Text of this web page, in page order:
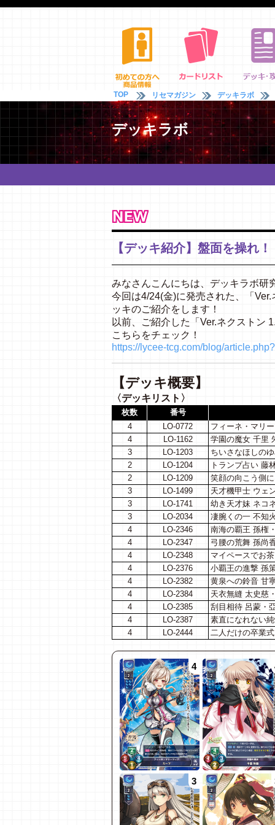
TOP リセマガジン デッキラボ
デッキラボ
【デッキ紹介】盤面を操れ
みなさんこんにちは、デッキラボ研
今回は4/24(金)に発売された、「
ッキのご紹介をします！
以前、ご紹介した「Ver.ネクストン
こちらをチェック！
https://lycee-tcg.com/blog/
【デッキ概要】
〈デッキリスト〉
枚数
番号
4
LO-0772
フィーネ・マリ
4
LO-1162
学園の魔女 千里
3
LO-1203
ちいさなほしの
2
LO-1204
トランプ占い 藤
2
LO-1209
笑顔の向こう側
3
LO-1499
天才機甲士 ウェ
3
LO-1741
幼き天才妹 ネコ
3
LO-2034
凄腕くの一 不知
4
LO-2346
南海の覇王 孫権
4
LO-2347
弓腰の荒舞 孫尚
4
LO-2348
マイペースでお
4
LO-2376
小覇王の進撃 孫
4
LO-2382
黄泉への鈴音 甘
4
LO-2384
天衣無縫 太史慈
4
LO-2385
刮目相待 呂蒙・
4
LO-2387
素直になれない
4
LO-2444 二人だけの卒業式
4
3